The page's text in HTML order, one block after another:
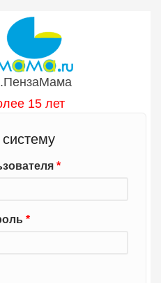
15 лет
*
*